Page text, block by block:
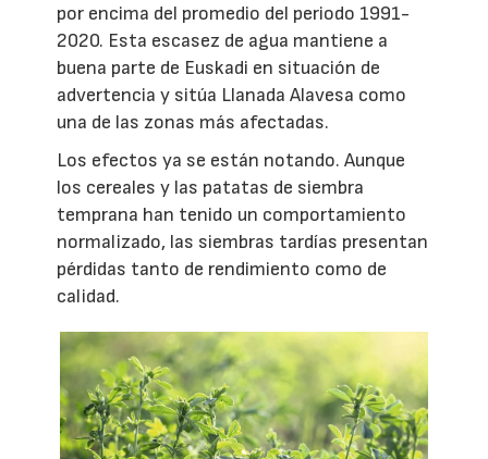
por encima del promedio del periodo 1991-
2020. Esta escasez de agua mantiene a
buena parte de Euskadi en situación de
advertencia y sitúa Llanada Alavesa como
una de las zonas más afectadas.
Los efectos ya se están notando. Aunque
los cereales y las patatas de siembra
temprana han tenido un comportamiento
normalizado, las siembras tardías presentan
pérdidas tanto de rendimiento como de
calidad.